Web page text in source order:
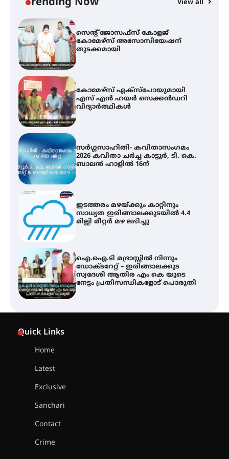
View all
സെന്റ് ജോസഫ്സ് കോളജ്
കോമേഴ്‌സ് അസോസിയേഷന്
തുടക്കമായി
കോമേഴ്സ് എക്സ്പോയുമായി
എസ് എൻ ഹയർ സെക്കൻഡറി
വിദ്യാർത്ഥികൾ
സർഗ്ഗസാഹിതി- കവിതാസംഗമം
2026 കവിതാ ചർച്ച കാട്ടൂർ, ടി. കെ.
ബാലൻ ഹാളിൽ 16ന്
ഇടത്തരം മഴയ്ക്കും കാറ്റിനും
സാധ്യത ഇരിങ്ങാലക്കുടയിൽ 4.4
മില്ലി മീറ്റർ മഴ ലഭിച്ചു
ഐ.ഐ.ടി മദ്രാസ്സിൽ നിന്നും
ഡോക്ടറേറ്റ് – ഇരിങ്ങാലക്കുട
സ്വദേശി ആതിര എം കെ യുടെ
നേട്ടം പ്രതിസന്ധികളോട് പൊരുതി
Quick Links
Home
Latest
Exclusive
Sanchari
Contact
Crime